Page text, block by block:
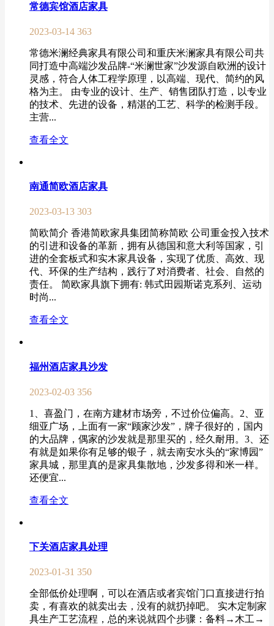
常德宾馆酒店家具
2023-03-14 363
常德米澜经典家具有限公司和重庆米澜家具有限公司共
同打造中高端沙发品牌-“米澜世家”沙发源自欧洲的设计
灵感，符合人体工程学原理，以高端、现代、简约的风
格为主。 由专业的设计、生产、销售团队打造，以专业
的技术、先进的设备，精湛的工艺、科学的检测手段。
主营...
查看全文
南通简欧酒店家具
2023-03-13 303
简欧简介 香港简欧家具集团简称简欧 公司重金投入技术
的引进和设备的革新，拥有从德国和意大利等国家，引
进的全套板式和实木家具设备，实现了优质、高效、现
代、环保的生产结构，践行了对消费者、社会、自然的
责任。 简欧家具旗下拥有: 韩式田园斯诺克系列、运动
时尚...
查看全文
福州酒店家具沙发
2023-02-03 356
1、喜盈门，在南方建材市场旁，不过价位偏高。2、亚
细亚广场，上面有一家“顾家沙发”，牌子很好的，国内
的大品牌，偶家的沙发就是那里买的，经久耐用。3、还
有就是如果你有足够的银子，就去南安水头的“家博园”
家具城，那里真的是家具集散地，沙发多得和米一样。
还便宜...
查看全文
下关酒店家具处理
2023-01-31 350
全部低价处理啊，可以在酒店或者宾馆门口直接进行拍
卖，有喜欢的就卖出去，没有的就扔掉吧。 实木定制家
具生产工艺流程，总的来说就四个步骤：备料→木工→